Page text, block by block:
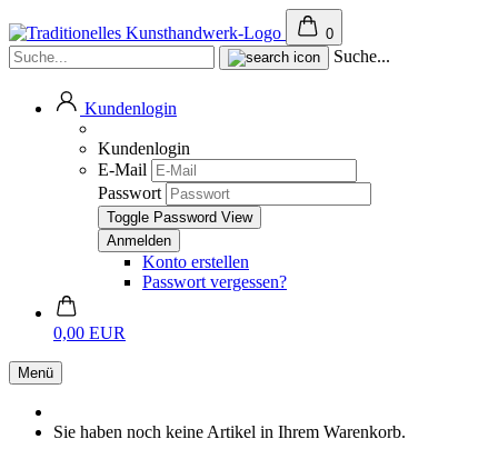
0
Suche...
Kundenlogin
Kundenlogin
E-Mail
Passwort
Toggle Password View
Konto erstellen
Passwort vergessen?
0,00 EUR
Menü
Sie haben noch keine Artikel in Ihrem Warenkorb.